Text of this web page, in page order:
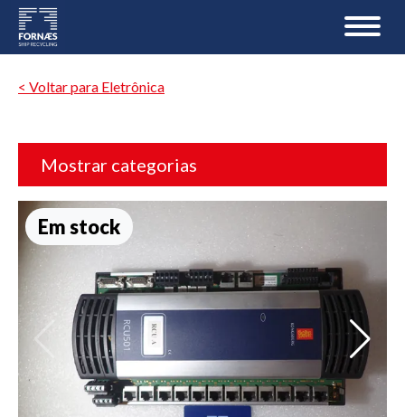
< Voltar para Eletrônica
Mostrar categorias
Em stock